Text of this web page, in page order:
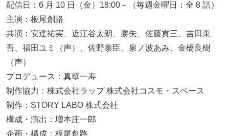
配信日：6 月 10 日（金）18:00～（毎週金曜日：全 8 話）
主演：板尾創路
共演：安達祐実、近江谷太朗、勝矢、佐藤貢三、吉田東
吾、福田ユミ（声）、佐野泰臣、泉ノ波あみ、金橋良樹
（声）
プロデュース：真壁一寿
制作協力：株式会社ラップ 株式会社コスモ・スペース
制作：STORY LABO 株式会社
構成・演出：増本庄一郎
企画・構成：板尾創路